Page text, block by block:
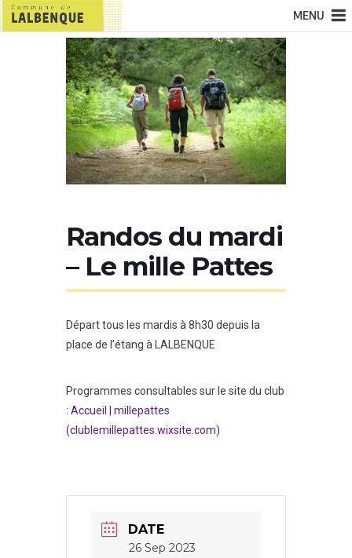
MENU
Randos du mardi
– Le mille Pattes
Départ tous les mardis à 8h30 depuis la
place de l’étang à LALBENQUE
Programmes consultables sur le site du club
: Accueil | millepattes
(clublemillepattes.wixsite.com)
DATE
26 Sep 2023